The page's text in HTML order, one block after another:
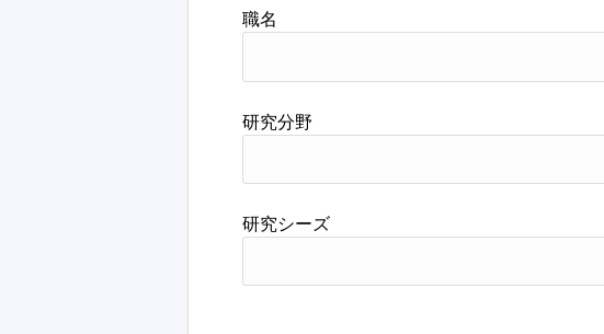
職名
研究分野
研究シーズ